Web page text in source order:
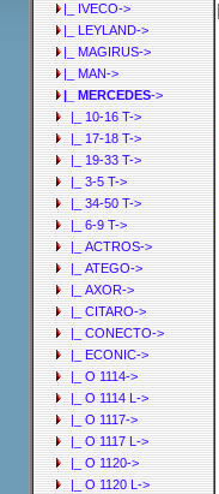
|_ IVECO->
|_ LEYLAND->
|_ MAGIRUS->
|_ MAN->
|_ MERCEDES->
|_ 10-16 T->
|_ 17-18 T->
|_ 19-33 T->
|_ 3-5 T->
|_ 34-50 T->
|_ 6-9 T->
|_ ACTROS->
|_ ATEGO->
|_ AXOR->
|_ CITARO->
|_ CONECTO->
|_ ECONIC->
|_ O 1114->
|_ O 1114 L->
|_ O 1117->
|_ O 1117 L->
|_ O 1120->
|_ O 1120 L->